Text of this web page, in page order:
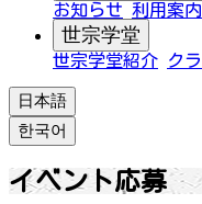
お知らせ 利用案内
世宗学堂
世宗学堂紹介 ク
日本語
한국어
イベント応募